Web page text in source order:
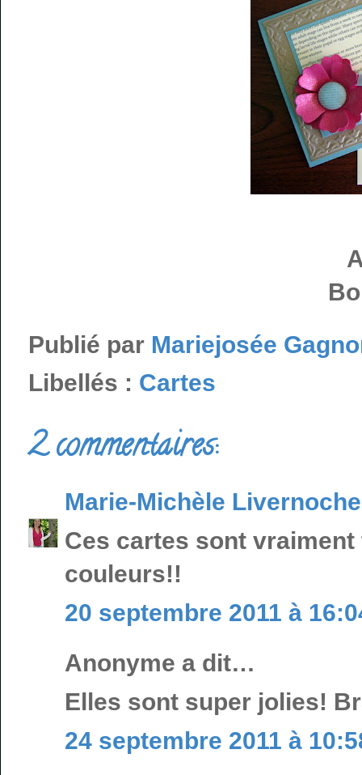
Publié par Mariejosée
Libellés : Cartes
2 commentaires:
Marie-Michèle Livernoche
Ces cartes sont
couleurs!!
20 septembre 2011 à
Anonyme a dit…
Elles sont super jolies!
24 septembre 2011 à